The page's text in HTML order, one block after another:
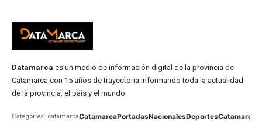
Datamarca es un medio de información digital de la provincia de
Catamarca con 15 años de trayectoria informando toda la actualidad
de la provincia, el país y el mundo.
Categories: catamarcaCatamarcaPortadasNacionalesDeportesCatamarca